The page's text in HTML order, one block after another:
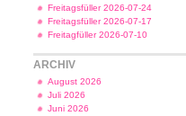
Freitagsfüller 2026-07-24
Freitagsfüller 2026-07-17
Freitagfüller 2026-07-10
ARCHIV
August 2026
Juli 2026
Juni 2026